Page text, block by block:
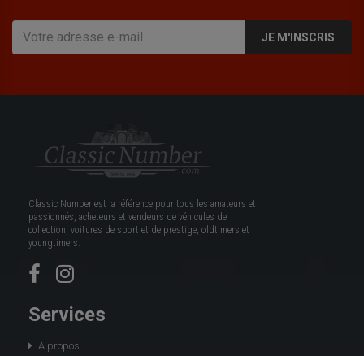
JE M'INSCRIS
Classic Number est la référence pour tous les amateurs et
passionnés, acheteurs et vendeurs de véhicules de
collection, voitures de sport et de prestige, oldtimers et
youngtimers.
Services
A propos